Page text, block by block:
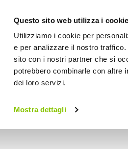
Questo sito web utilizza i cookie
Utilizziamo i cookie per
e per analizzare il nostro
sito con i nostri partner che si
potrebbero combinarle con altre
dei loro servizi.
Mostra dettagli